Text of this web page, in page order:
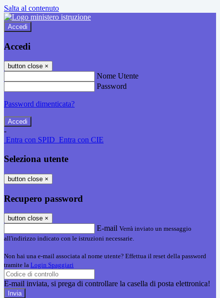
Salta al contenuto
Accedi
Accedi
button close ×
Nome Utente
Password
Password dimenticata?
-
Entra con SPID Entra con CIE
Seleziona utente
button close ×
Recupero password
button close ×
E-mail Verrà inviato un messaggio
all'indirizzo indicato con le istruzioni necessarie.
Non hai una e-mail associata al nome utente? Effettua il reset della password
tramite la Login Spaggiari
E-mail inviata, si prega di controllare la casella di posta elettronica!